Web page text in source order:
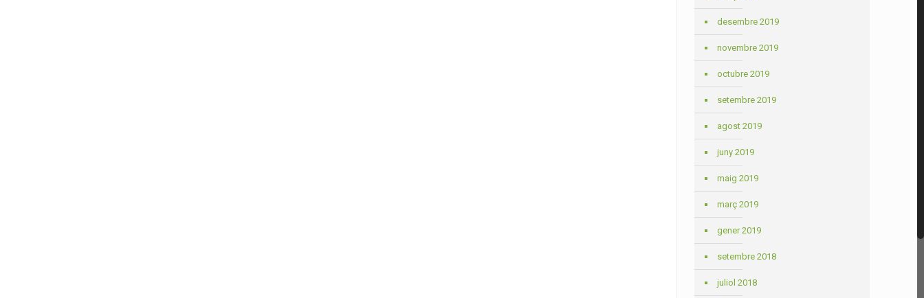
desembre 2019
novembre 2019
octubre 2019
setembre 2019
agost 2019
juny 2019
maig 2019
març 2019
gener 2019
setembre 2018
juliol 2018